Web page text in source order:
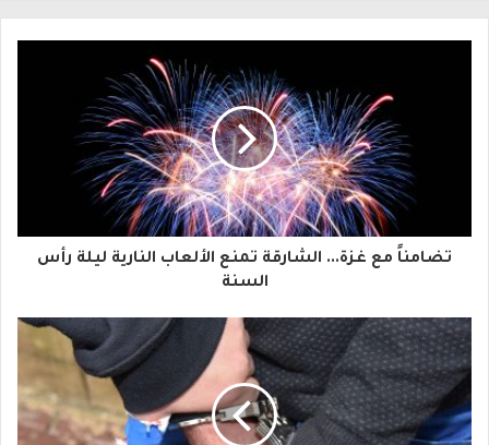
ا
إ
ل
ك
ت
تضامناً مع غزة... الشارقة تمنع الألعاب النارية ليلة رأس
السنة